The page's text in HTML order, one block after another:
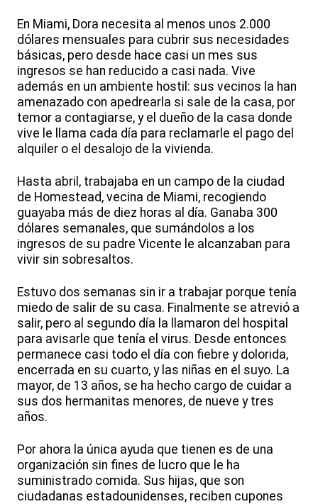
En Miami, Dora necesita al menos unos 2.000
dólares mensuales para cubrir sus necesidades
básicas, pero desde hace casi un mes sus
ingresos se han reducido a casi nada. Vive
además en un ambiente hostil: sus vecinos la han
amenazado con apedrearla si sale de la casa, por
temor a contagiarse, y el dueño de la casa donde
vive le llama cada día para reclamarle el pago del
alquiler o el desalojo de la vivienda.
Hasta abril, trabajaba en un campo de la ciudad
de Homestead, vecina de Miami, recogiendo
guayaba más de diez horas al día. Ganaba 300
dólares semanales, que sumándolos a los
ingresos de su padre Vicente le alcanzaban para
vivir sin sobresaltos.
Estuvo dos semanas sin ir a trabajar porque tenía
miedo de salir de su casa. Finalmente se atrevió a
salir, pero al segundo día la llamaron del hospital
para avisarle que tenía el virus. Desde entonces
permanece casi todo el día con fiebre y dolorida,
encerrada en su cuarto, y las niñas en el suyo. La
mayor, de 13 años, se ha hecho cargo de cuidar a
sus dos hermanitas menores, de nueve y tres
años.
Por ahora la única ayuda que tienen es de una
organización sin fines de lucro que le ha
suministrado comida. Sus hijas, que son
ciudadanas estadounidenses, reciben cupones